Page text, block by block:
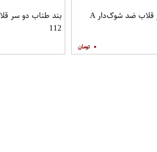
بند تسمه سه سر قلاب ضد شوک‌دار A
۰
112